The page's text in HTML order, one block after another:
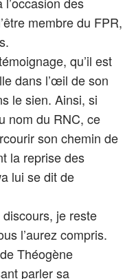
membre du FPR,
qu’il est
dans l’œil de son
le sien. Ainsi, si
nom du RNC, ce
son chemin de
la reprise des
lui se dit de
je reste
l’aurez compris.
Théogène
parler sa